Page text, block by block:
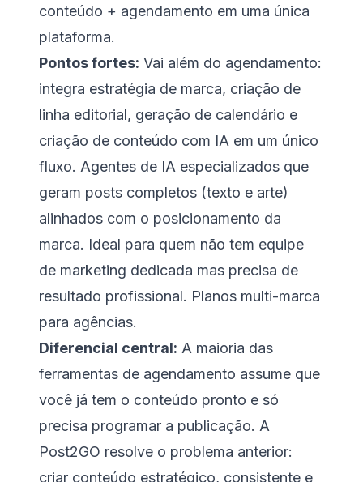
conteúdo + agendamento em uma única
plataforma.
Pontos fortes: Vai além do agendamento:
integra estratégia de marca, criação de
linha editorial, geração de calendário e
criação de conteúdo com IA em um único
fluxo. Agentes de IA especializados que
geram posts completos (texto e arte)
alinhados com o posicionamento da
marca. Ideal para quem não tem equipe
de marketing dedicada mas precisa de
resultado profissional. Planos multi-marca
para agências.
Diferencial central: A maioria das
ferramentas de agendamento assume que
você já tem o conteúdo pronto e só
precisa programar a publicação. A
Post2GO resolve o problema anterior:
criar conteúdo estratégico, consistente e